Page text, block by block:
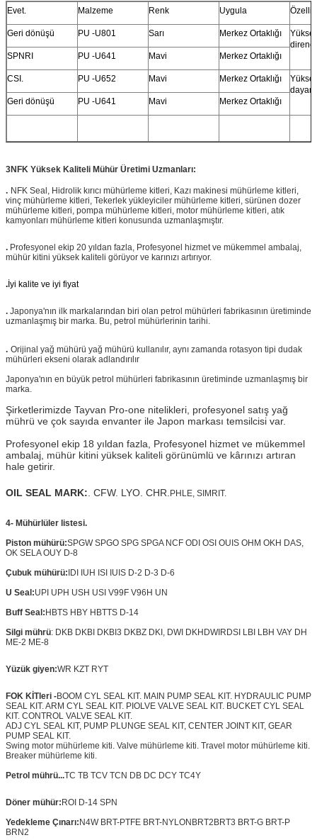
Evet. Malzeme Renk Uygula
Geri dönüşü PU -U801 Sarı Merkez Ortaklığı
direnci
SPNRI
PU -U641 Mavi Merkez Ortaklığı
CSI. PU -U652 Mavi Merkez Ortaklığı
Geri dönüşü
PU -U641 Mavi Merkez Ortaklığı
3NFK Yüksek Kaliteli Mühür Üretimi Uzmanları:
. NFK Seal, Hidrolik kırıcı mühürleme kitleri, Kazı makinesi mühürleme kitleri,
vinç mühürleme kitleri, Tekerlek yükleyiciler mühürleme kitleri, sürünen dozer
mühürleme kitleri, pompa mühürleme kitleri, motor mühürleme kitleri, atık
kamyonları mühürleme kitleri konusunda uzmanlaşmıştır.
. Profesyonel ekip 20 yıldan fazla, Profesyonel hizmet ve mükemmel ambalaj,
mühür kitini yüksek kaliteli görüyor ve karınızı artırıyor.
.İyi kalite ve iyi fiyat
. Japonya'nın ilk markalarından biri olan petrol mühürleri fabrikasının üretiminde
uzmanlaşmış bir marka. Bu, petrol mühürlerinin tarihi.
. Orijinal yağ mühürü yağ mühürü kullanılır, aynı zamanda rotasyon tipi dudak
mühürleri ekseni olarak adlandırılır
Japonya'nın en büyük petrol mühürleri fabrikasının üretiminde uzmanlaşmış bir
marka.
Şirketlerimizde Tayvan Pro-one nitelikleri, profesyonel satış yağ
mührü ve çok sayıda envanter ile Japon markası temsilcisi var.
Profesyonel ekip 18 yıldan fazla, Profesyonel hizmet ve mükemmel
ambalaj, mühür kitini yüksek kaliteli görünümlü ve kârınızı artıran
hale getirir.
OIL SEAL MARK: . CFW. LYO. CHR. PHLE, SIMRIT.
4- Mühürlüler listesi.
Piston mühürü:SPGW SPGO SPG SPGA NCF ODI OSI OUIS OHM OKH DAS,
OK SELA OUY D-8
Çubuk mühürü:IDI IUH ISI IUIS D-2 D-3 D-6
U Seal:UPI UPH USH USI V99F V96H UN
Buff Seal:HBTS HBY HBTTS D-14
Silgi mührü: DKB DKBI DKBI3 DKBZ DKI, DWI DKHDWIRDSI LBI LBH VAY DH
ME-2 ME-8
Yüzük giyen:WR KZT RYT
FOK KİTleri -BOOM CYL SEAL KIT. MAIN PUMP SEAL KIT. HYDRAULIC PUMP
SEAL KIT. ARM CYL SEAL KIT. PIOLVE VALVE SEAL KIT. BUCKET CYL SEAL
KIT. CONTROL VALVE SEAL KIT.
ADJ CYL SEAL KIT, PUMP PLUNGE SEAL KIT, CENTER JOINT KIT, GEAR
PUMP SEAL KIT.
Swing motor mühürleme kiti. Valve mühürleme kiti. Travel motor mühürleme kiti.
Breaker mühürleme kiti.
Petrol mührü...TC TB TCV TCN DB DC DCY TC4Y
Döner mühür:ROI D-14 SPN
Yedekleme Çınarı:N4W BRT-PTFE BRT-NYLONBRT2BRT3 BRT-G BRT-P
BRN2